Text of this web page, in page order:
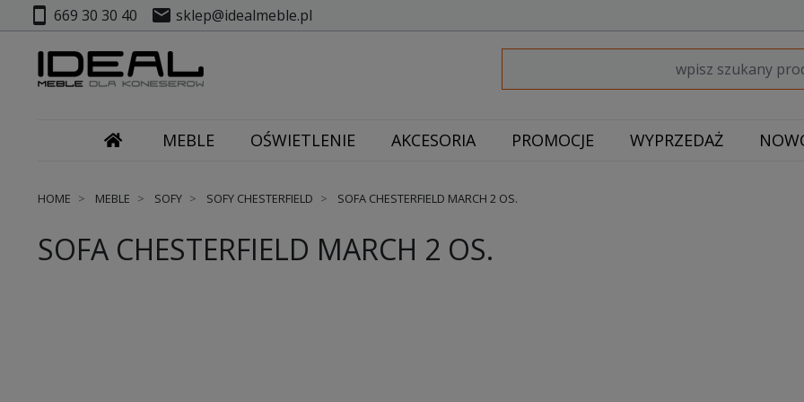
smartphone 669 30 30 40 mail sklep@idealmeble.pl
MEBLE OŚWIETLENIE AKCESORIA PROMOCJE WYPRZEDAŻ
HOME MEBLE SOFY SOFY CHESTERFIELD SOFA CHESTERFIELD MARCH 2 OS.
SOFA CHESTERFIELD MARCH 2 OS.